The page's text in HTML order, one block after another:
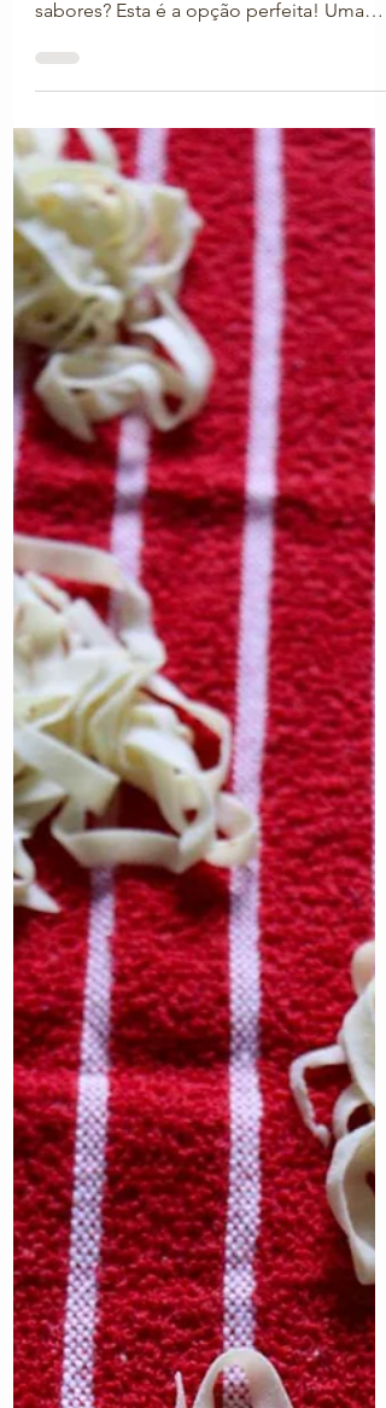
-
17 de nov. de 2023
Batata e Couve ao Forno
Buscando por uma receita simples e que
inclua uma variedade de nutrientes e
sabores? Esta é a opção perfeita! Uma
prato que combina batatas,